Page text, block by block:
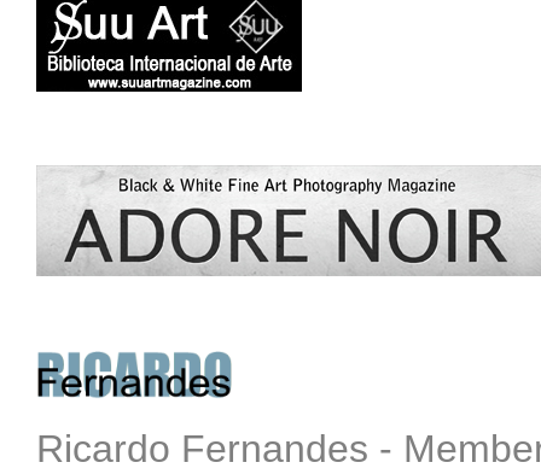
Ricardo Fernandes -